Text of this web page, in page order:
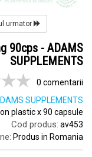
urmator
90cps - ADAMS
SUPPLEMENTS
0 comentarii
SUPPLEMENTS
plastic x 90 capsule
Cod produs: av453
Produs in Romania